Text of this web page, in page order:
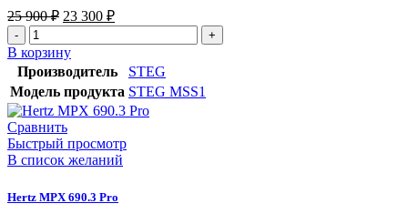
25 900₽ Первоначальная
цена
составляла
25
900 ₽.
23 300 ₽Текущая
цена:
23
300 ₽.
Количество
товара
STEG
MSS1
В корзину
Производитель
STEG
Модель продукта STEG MSS1
Сравнить
Быстрый просмотр
В список желаний
Hertz MPX 690.3 Pro